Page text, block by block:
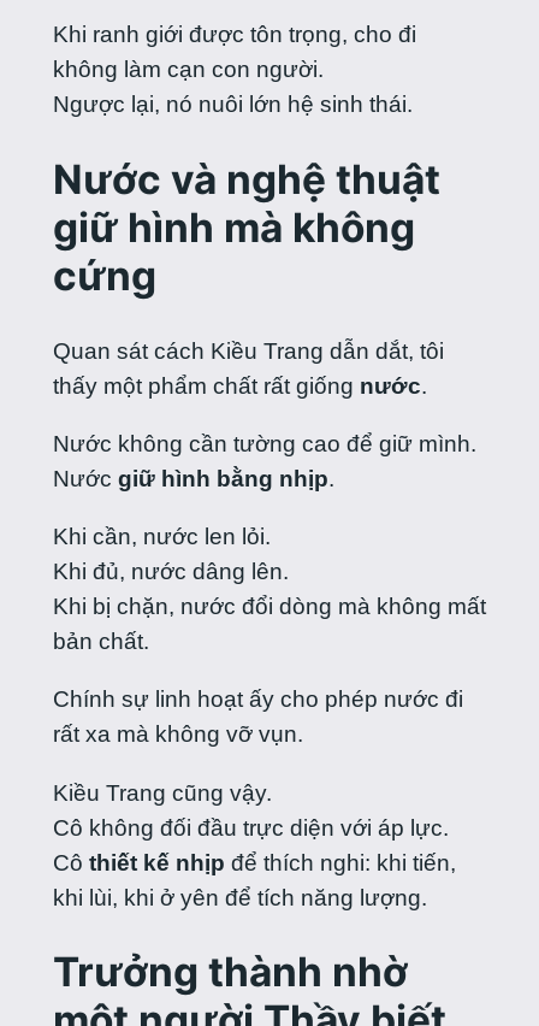
Khi ranh giới được tôn trọng, cho đi
không làm cạn con người.
Ngược lại, nó nuôi lớn hệ sinh thái.
Nước và nghệ thuật
giữ hình mà không
cứng
Quan sát cách Kiều Trang dẫn dắt, tôi
thấy một phẩm chất rất giống nước.
Nước không cần tường cao để giữ mình.
Nước giữ hình bằng nhịp.
Khi cần, nước len lỏi.
Khi đủ, nước dâng lên.
Khi bị chặn, nước đổi dòng mà không mất
bản chất.
Chính sự linh hoạt ấy cho phép nước đi
rất xa mà không vỡ vụn.
Kiều Trang cũng vậy.
Cô không đối đầu trực diện với áp lực.
Cô thiết kế nhịp để thích nghi: khi tiến,
khi lùi, khi ở yên để tích năng lượng.
Trưởng thành nhờ